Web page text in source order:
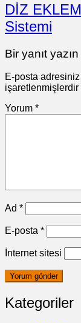
DİZ
Sistemi
Bir yanıt yazın
E-posta
işaretlenmişlerdir
Yorum *
Ad *
E-posta *
İnternet sitesi
Kategoriler